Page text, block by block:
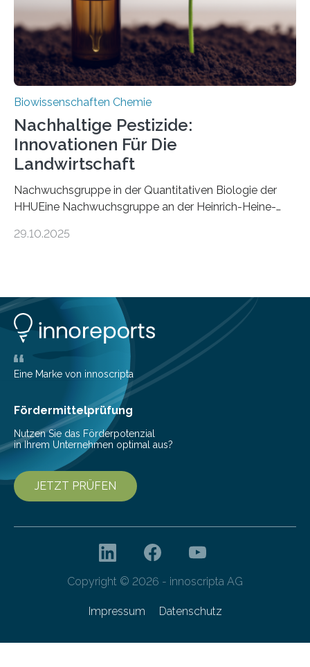
Mückenlarve aus dem Mesozoikum dar, denn…
Biowissenschaften Chemie
Nachhaltige Pestizide:
Innovationen Für Die
Landwirtschaft
Nachwuchsgruppe in der Quantitativen Biologie der
HHUEine Nachwuchsgruppe an der Heinrich-Heine-
fünf Jahren erforschen, wie Bakterien auf
Insektenblume. Das Bundesministerium für Forschung,
Technologie und Raumfahrt (BMFTR) fördert das
Projekt im Rahmen der Nationalen
Bioökonomiestrategie mit rund 2,7 Millionen Euro.
Pestizide sind äußerst wichtig, um die globale
Ernährung zu sichern. Ohne sie besteht die weltweite
Gefahr erheblicher…
29.10.2025
Eine Marke von innoscripta
Fördermittelprüfung
Nutzen Sie das Förderpotenzial
in Ihrem Unternehmen optimal aus?
JETZT PRÜFEN
Copyright © 2026 - innoscripta AG
Impressum Datenschutz